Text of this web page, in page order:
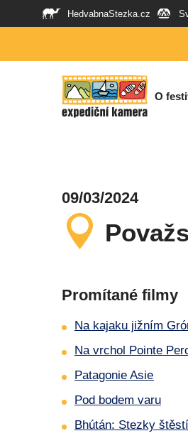
HedvabnaStezka.cz
O
09/03/2024
Promítané filmy
Na kajaku jižním
Na vrchol Pointe
Patagonie Asie
Pod bodem varu
Bhútán: Stezky štěstí